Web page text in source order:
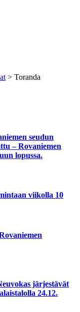
> Toranda
seudun
– Rovaniemen
lopussa.
viikolla 10
järjestävät
24.12.